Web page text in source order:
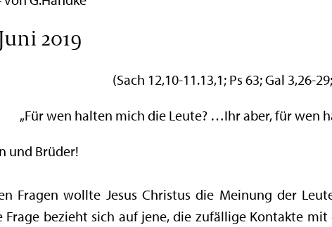
2019
(Sach 12,10-11.13,1; Ps 63; Gal 3,26-
„Für wen halten mich die Leute? …Ihr aber, für wen
und Brüder!
Fragen wollte Jesus Christus die Meinung der
Frage bezieht sich auf jene, die zufällige Kontakte